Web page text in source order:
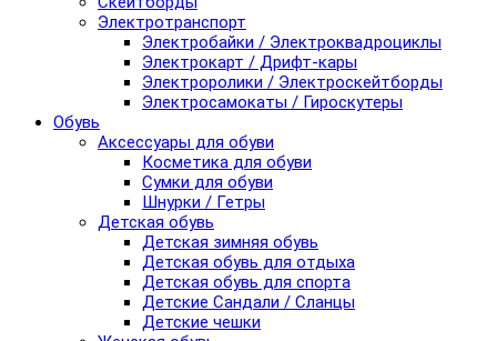
Электротранспорт
Электробайки / Электроквадроциклы
Электрокарт / Дрифт-кары
Электроролики / Электроскейтборды
Электросамокаты / Гироскутеры
Обувь
Аксессуары для обуви
Косметика для обуви
Сумки для обуви
Шнурки / Гетры
Детская обувь
Детская зимняя обувь
Детская обувь для отдыха
Детская обувь для спорта
Детские Сандали / Сланцы
Детские чешки